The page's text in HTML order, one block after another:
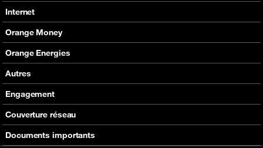
Nos produits
Assistance
Tous les contacts
En boutique
Internet
Nos offres
Nos produits
Assistance
Orange Money
Carte Visa Orange Money
Devenir partenaire Orange Money
Assistance
Orange Energies
Offres
Autres
SVA
Max it
Boutique
Engagement
RSE
Fondation Orange
Couverture réseau
Documents importants